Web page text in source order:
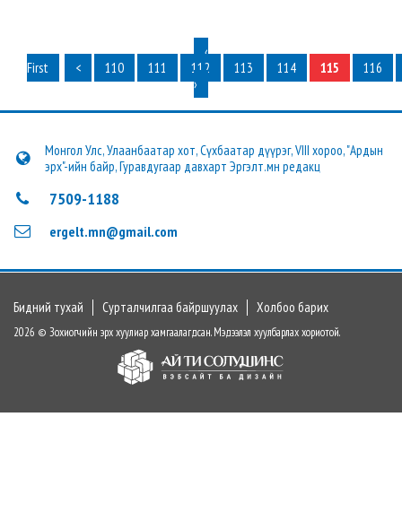
‹
First
< 110 111 112 113 114 115
116
›
Монгол Улс, Улаанбаатар хот, Сүхбаатар дүүрэг, VIII хороо, "Ардын
эрх"-ийн байр, Гуравдугаар давхарт Эргэлт.мн редакц
7509-1188
ergelt.mn@gmail.com
Бидний тухай Сурталчилгаа байршуулах Холбоо барих
2026 © Зохиогчийн эрх хуулиар хамгаалагдсан. Мэдээлэл хуулбарлах хориотой.